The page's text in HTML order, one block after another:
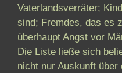
Vaterlandsverräter;
sind; Fremdes, das es
überhaupt Angst vor
Die Liste ließe sich
nicht nur Auskunft über